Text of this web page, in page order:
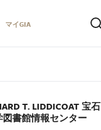
マイGIA
T. LIDDICOAT 宝石
図書館情報センター